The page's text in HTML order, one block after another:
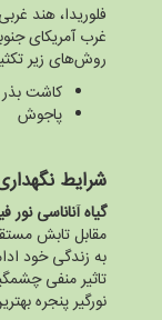
فلوریدا، هند
غرب آمریکای
روش‌های زیر
کاشت بذر
پاجوش
شرایط
گیاه آناناسی
مقابل تابش
به زندگی خود
تاثیر منفی
نورگیر پنجره